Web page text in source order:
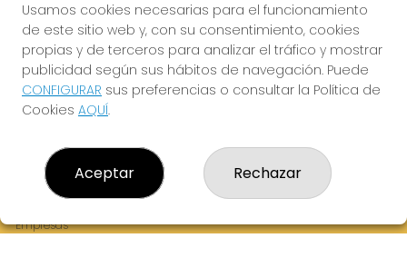
¡La Tres Loterias te desea Mucha Suerte!
¿Quiénes somos?
Comprar lotería
Resultados
Empresas
Usamos cookies necesarias para el funcionamiento
de este sitio web y, con su consentimiento, cookies
propias y de terceros para analizar el tráfico y mostrar
publicidad según sus hábitos de navegación. Puede
CONFIGURAR sus preferencias o consultar la Política de
Cookies AQUÍ.
Aceptar Rechazar